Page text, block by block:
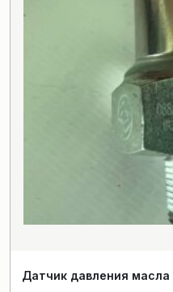
Датчик давления